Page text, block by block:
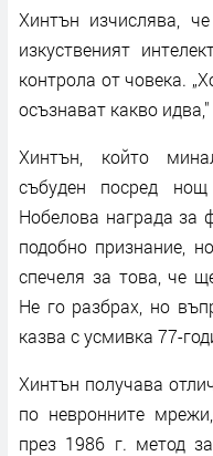
Хинтън изчислява,
изкуственият
контрола от човека.
осъзнават какво
Хинтън, който
събуден посред
Нобелова награда за
подобно признание,
спечеля за това, че
Не го разбрах, но
казва с усмивка 77-
Хинтън получава
по невронните
през 1986 г. метод